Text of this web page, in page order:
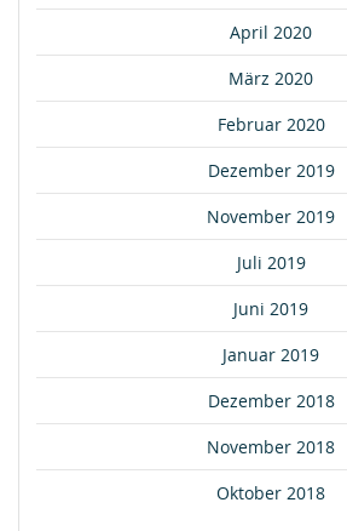
April 2020
März 2020
Februar 2020
Dezember 2019
November 2019
Juli 2019
Juni 2019
Januar 2019
Dezember 2018
November 2018
Oktober 2018